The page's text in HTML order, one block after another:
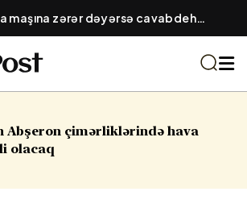
zərər dəyərsə cavabdeh
hüquqi öhdəliyi
16 yaşlı